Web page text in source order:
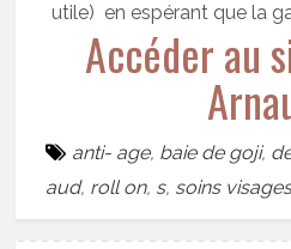
utile) en espérant que la
Accéder au
anti- age, baie de goji,
aud, roll on, s, soins